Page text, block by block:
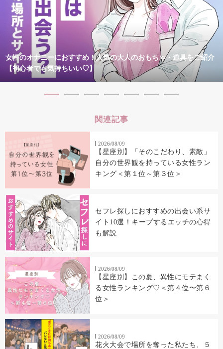
女性のオナニーにおすすめ！人気の大人のおもちゃ・道具をご紹介
【初心者でも気持ちいい♡】
関連記事
2026/08/09
【星座別】「そのこだわり、素敵」
自分の世界観を持っている女性ラン
キング＜第１位～第３位＞
セフレ探しにおすすめの出会い系サ
イト10選！キープするエッチの心得
も解説
2026/08/09
【星座別】この夏、異性にモテまく
る女性ランキング♡＜第４位〜第６
位＞
2026/08/09
花火大会で場所を奪った私たち、５